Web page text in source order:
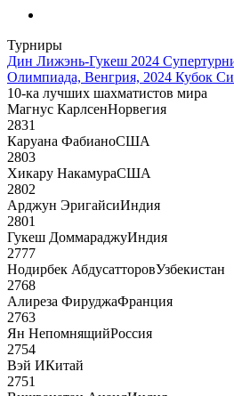
Турниры
Дин Лижэнь-Гукеш 2024
Олимпиада, Венгрия, 2024 Кубок
10-ка лучших шахматистов мира
Магнус КарлсенНорвегия
2831
Каруана ФабианоСША
2803
Хикару НакамураСША
2802
Арджун ЭригайсиИндия
2801
Гукеш ДоммараджуИндия
2777
Нодирбек АбдусатторовУзбекистан
2768
Алиреза ФируджаФранция
2763
Ян НепомнящийРоссия
2754
Вэй ИКитай
2751